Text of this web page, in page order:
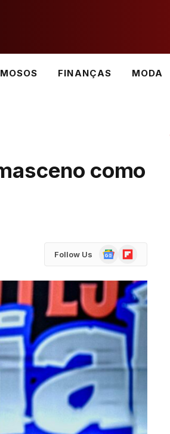
FINANÇAS MODA
como
Follow Us
GoogleFlipboard